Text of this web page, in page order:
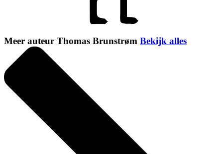
Meer auteur Thomas Brunstrøm Bekijk alles